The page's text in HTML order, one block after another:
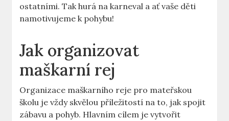
ostatními. Tak hurá na karneval a ať vaše děti
namotivujeme k pohybu!
Jak organizovat
maškarní rej
Organizace maškarního reje pro mateřskou
⁣školu je vždy skvělou příležitostí na to, jak spojit
⁣zábavu ⁣a pohyb. Hlavním ​cílem je vytvořit